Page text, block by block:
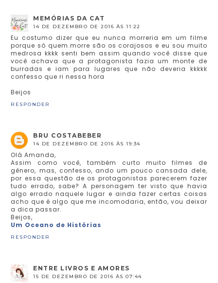
MEMÓRIAS DA CAT
14 DE DEZEMBRO DE 2016 ÀS 11:22
Eu costumo dizer que eu nunca morreria em um filme
porque só quem.morre são os corajosos e eu sou muito
medrosa kkkk senti bem assim quando você disse que
você achava que a protagonista fazia um monte de
burradas e iam para lugares que não deveria kkkkk
confesso que ri nessa hora
Beijos
RESPONDER
BRU COSTABEBER
14 DE DEZEMBRO DE 2016 ÀS 19:34
Olá Amanda,
Assim como você, também curto muito filmes de
gênero, mas, confesso, ando um pouco cansada dele,
por essa questão de os protagonistas parecerem fazer
tudo errado, sabe? A personagem ter visto que havia
algo errado naquele lugar e ainda fazer certas coisas
acho que é algo que me incomodaria, então, vou deixar
a dica passar.
Beijos,
Um Oceano de Histórias
RESPONDER
ENTRE LIVROS E AMORES
15 DE DEZEMBRO DE 2016 ÀS 07:44